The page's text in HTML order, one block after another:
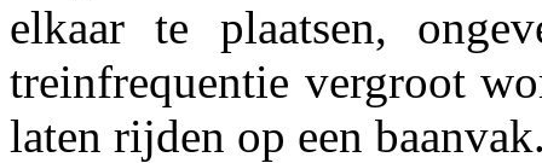
elkaar te plaatsen,
treinfrequentie vergroot
laten rijden op een